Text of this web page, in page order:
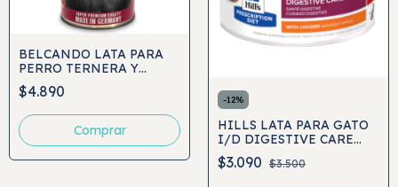
BELCANDO LATA PARA
PERRO TERNERA Y
GUISANTES 400GR
$4.890 -12%
HILLS LATA PARA GATO
I/D DIGESTIVE CARE
156GR
$3.090 $3.500